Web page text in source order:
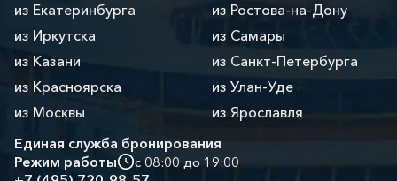
из Екатеринбурга
из Иркутска
из Казани
из Красноярска
из Москвы
из Ростова-на-Дону
из Самары
из Санкт-Петербурга
из Улан-Уде
из Ярославля
Единая служба бронирования
Режим работы
с 08:00 до 19:00